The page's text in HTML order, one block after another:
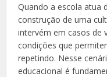
Quando a escola atua
construção de uma
intervém em casos de
condições que
repetindo. Nesse
educacional é